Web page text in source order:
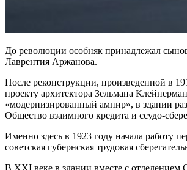
До революции особняк принадлежал
Лаврентия Аржанова.
После реконструкции, произведенной в
проекту архитектора Зельмана
«модернизированный ампир», в здании
Общество взаимного кредита и ссудо-
Именно здесь в 1923 году начала работу
советская губернская трудовая